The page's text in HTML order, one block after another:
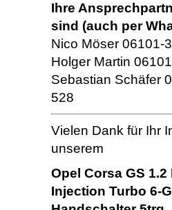
Ihre
sind (auch per
Nico Möser 06101-
Holger Martin
Sebastian Schäfer
528
Vielen Dank für Ihr
unserem
Opel Corsa GS 1.2
Injection Turbo 6-